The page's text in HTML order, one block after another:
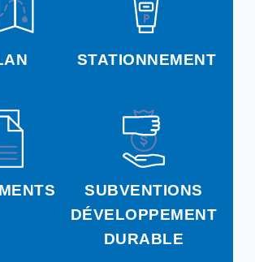
STATIONNEMENT
SUBVENTIONS
DÉVELOPPEMENT
DURABLE